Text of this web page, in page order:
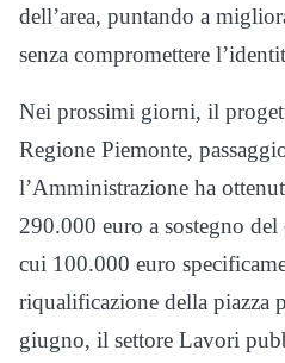
dell’area, puntando a
senza compromettere
Nei prossimi giorni, il
Regione Piemonte,
l’Amministrazione ha
290.000 euro a sostegno
cui 100.000 euro
riqualificazione della piazza
giugno, il settore Lavori